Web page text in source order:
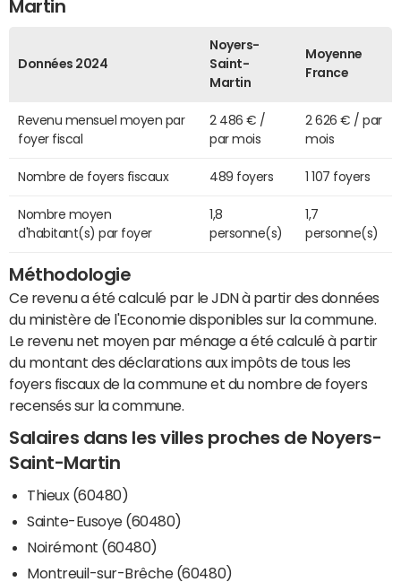
Martin
Données 2024
Noyers-
Saint-
Martin
Moyenne
France
Revenu mensuel moyen par
foyer fiscal
2 486 € /
par mois
2 626 € / par
mois
Nombre de foyers fiscaux 489 foyers 1 107 foyers
Nombre moyen
d'habitant(s) par foyer
1,8
personne(s)
1,7
personne(s)
Méthodologie
Ce revenu a été calculé par le JDN à partir des données
du ministère de l'Economie disponibles sur la commune.
Le revenu net moyen par ménage a été calculé à partir
du montant des déclarations aux impôts de tous les
foyers fiscaux de la commune et du nombre de foyers
recensés sur la commune.
Salaires dans les villes proches de Noyers-
Saint-Martin
Thieux (60480)
Sainte-Eusoye (60480)
Noirémont (60480)
Montreuil-sur-Brêche (60480)